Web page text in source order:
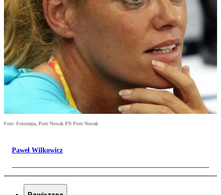
Foto: Fotorzepa, Piotr Nowak PN Piotr Nowak
Paweł Wilkowicz